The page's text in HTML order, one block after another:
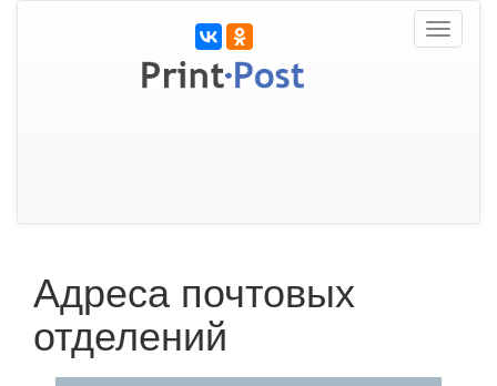
Toggle
Адреса почтовых
отделений